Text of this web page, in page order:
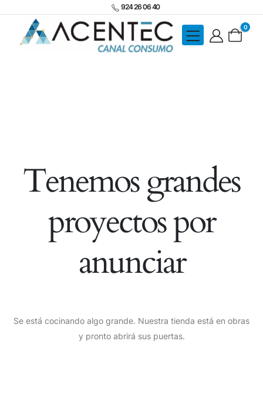
924 26 06 40
0
Tenemos grandes
proyectos por
anunciar
Se está cocinando algo grande. Nuestra tienda está en obras
y pronto abrirá sus puertas.